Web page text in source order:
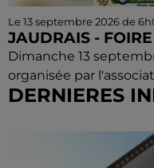
Le 13 septembre 2026 de
JAUDRAIS -
Dimanche 13
organisée par
DERNIERES